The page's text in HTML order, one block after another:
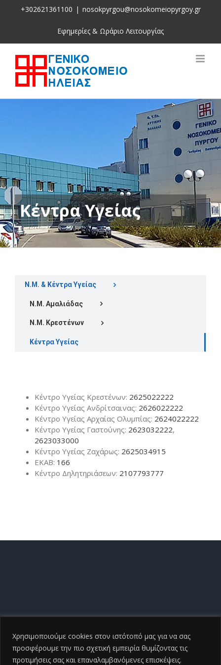
Χρησιμοποιούμε cookies στον ιστότοπό μας για να σας
προσφέρουμε την πιο σχετική εμπειρία θυμίζοντας τις
προτιμήσεις σας και επαναλαμβανόμενες επισκέψεις.
+302621361100 | nosokpyrgou@nosokomeiopyrgoy.gr
Εφημερίες & Ωράριο Λειτουργίας
Κέντρα Υγείας
Ν.Μ. & Κέντρα Υγείας
Ν.Μ. Αμαλιάδας
Ν.Μ. Κρεστένων
Κέντρα Υγείας
Κέντρο Υγείας Κρεστένων: 2625022222
Κέντρο Υγείας Ανδρίτσαινας: 2626022222
Κέντρο Υγείας Αρχαίας Ολυμπίας: 2624022222
Κέντρο Υγείας Γαστούνης: 2623032222,
2623033000
Κέντρο Υγείας Ζαχάρως: 2625034915
ΕΚΑΒ: 166
Κέντρο Δηλητηριάσεων: 2107793777